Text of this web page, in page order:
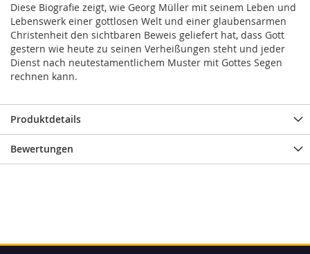
Diese Biografie zeigt, wie Georg Müller mit seinem Leben und
Lebenswerk einer gottlosen Welt und einer glaubensarmen
Christenheit den sichtbaren Beweis geliefert hat, dass Gott
gestern wie heute zu seinen Verheißungen steht und jeder
Dienst nach neutestamentlichem Muster mit Gottes Segen
rechnen kann.
Produktdetails
Bewertungen